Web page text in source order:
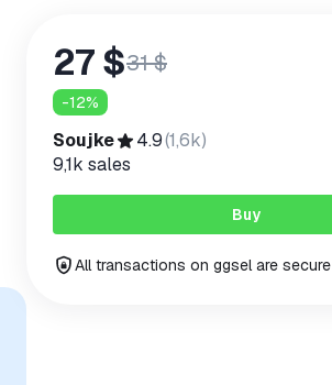
27 $31 $
-12%
Soujke 4.9(1,6k)
9,1k sales
Buy
All transactions on ggsel are secure